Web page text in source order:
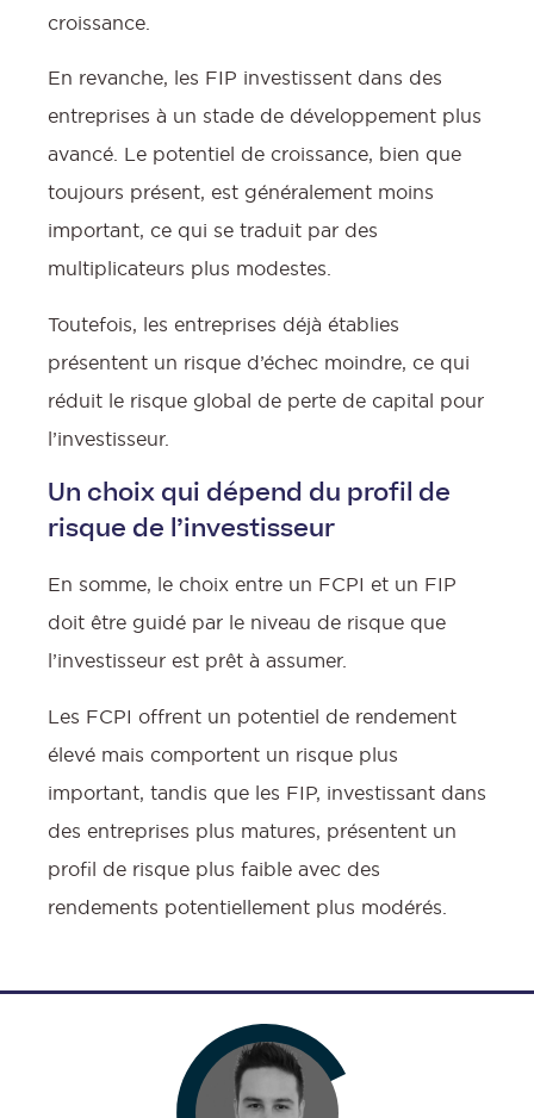
croissance.
En revanche, les FIP investissent dans des
entreprises à un stade de développement plus
avancé. Le potentiel de croissance, bien que
toujours présent, est généralement moins
important, ce qui se traduit par des
multiplicateurs plus modestes.
Toutefois, les entreprises déjà établies
présentent un risque d’échec moindre, ce qui
réduit le risque global de perte de capital pour
l’investisseur.
Un choix qui dépend du profil de
risque de l’investisseur
En somme, le choix entre un FCPI et un FIP
doit être guidé par le niveau de risque que
l’investisseur est prêt à assumer.
Les FCPI offrent un potentiel de rendement
élevé mais comportent un risque plus
important, tandis que les FIP, investissant dans
des entreprises plus matures, présentent un
profil de risque plus faible avec des
rendements potentiellement plus modérés.